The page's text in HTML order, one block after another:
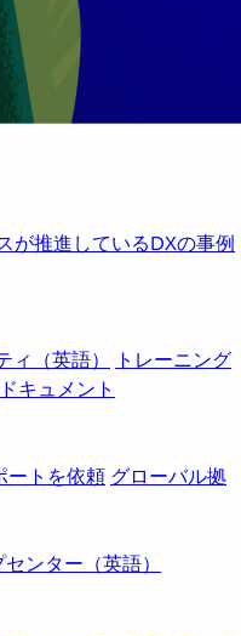
が推進しているDXの事例
ィ（英語）
トレーニング
ドキュメント
ートを依頼 グローバル拠
ンター（英語）